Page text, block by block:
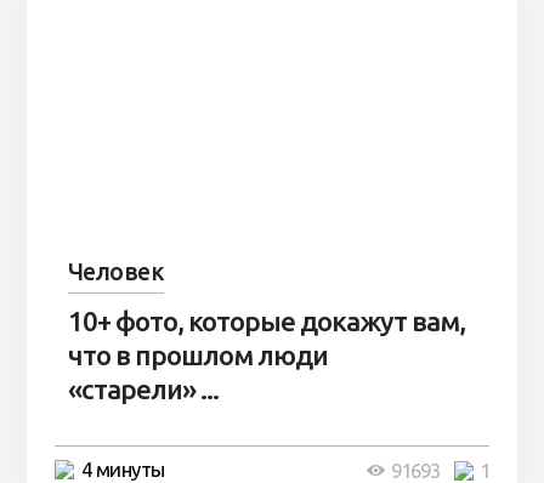
Человек
10+ фото, которые докажут вам,
что в прошлом люди
«старели» ...
4 минуты 1
91693